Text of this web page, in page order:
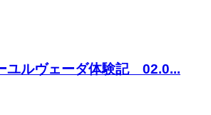
ユルヴェーダ体験記 02.0...